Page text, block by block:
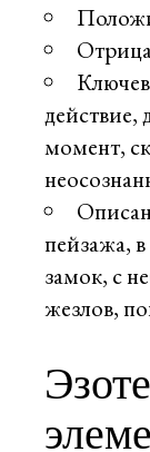
момент,
пейзажа,
замок, с
жезлов,